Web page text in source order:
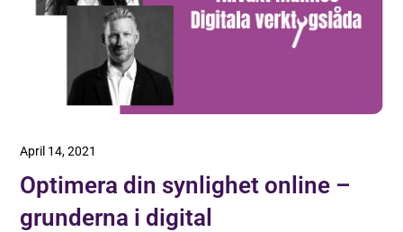
April 14, 2021
Optimera din synlighet online –
grunderna i digital